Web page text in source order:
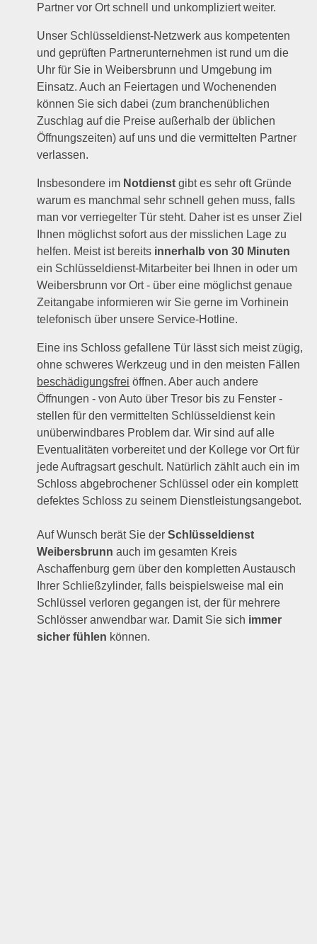
Partner vor Ort schnell und unkompliziert weiter.
Unser Schlüsseldienst-Netzwerk aus kompetenten
und geprüften Partnerunternehmen ist rund um die
Uhr für Sie in Weibersbrunn und Umgebung im
Einsatz. Auch an Feiertagen und Wochenenden
können Sie sich dabei (zum branchenüblichen
Zuschlag auf die Preise außerhalb der üblichen
Öffnungszeiten) auf uns und die vermittelten Partner
verlassen.
Insbesondere im Notdienst gibt es sehr oft Gründe
warum es manchmal sehr schnell gehen muss, falls
man vor verriegelter Tür steht. Daher ist es unser Ziel
Ihnen möglichst sofort aus der misslichen Lage zu
helfen. Meist ist bereits innerhalb von 30 Minuten
ein Schlüsseldienst-Mitarbeiter bei Ihnen in oder um
Weibersbrunn vor Ort - über eine möglichst genaue
Zeitangabe informieren wir Sie gerne im Vorhinein
telefonisch über unsere Service-Hotline.
Eine ins Schloss gefallene Tür lässt sich meist zügig,
ohne schweres Werkzeug und in den meisten Fällen
beschädigungsfrei öffnen. Aber auch andere
Öffnungen - von Auto über Tresor bis zu Fenster -
stellen für den vermittelten Schlüsseldienst kein
unüberwindbares Problem dar. Wir sind auf alle
Eventualitäten vorbereitet und der Kollege vor Ort für
jede Auftragsart geschult. Natürlich zählt auch ein im
Schloss abgebrochener Schlüssel oder ein komplett
defektes Schloss zu seinem Dienstleistungsangebot.
Auf Wunsch berät Sie derSchlüsseldienst
Weibersbrunn auch im gesamten Kreis
Aschaffenburg gern über den kompletten Austausch
Ihrer Schließzylinder, falls beispielsweise mal ein
Schlüssel verloren gegangen ist, der für mehrere
Schlösser anwendbar war. Damit Sie sich immer
sicher fühlen können.